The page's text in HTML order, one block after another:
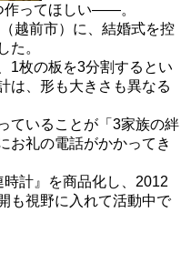
作ってほしい――。
越前市）に、結婚式を控
た。
1枚の板を3分割するとい
は、形も大きさも異なる
ていることが「3家族の絆
お礼の電話がかかってき
計』を商品化し、2012
も視野に入れて活動中で